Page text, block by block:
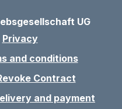
UG
Privacy
and conditions
Contract
and payment